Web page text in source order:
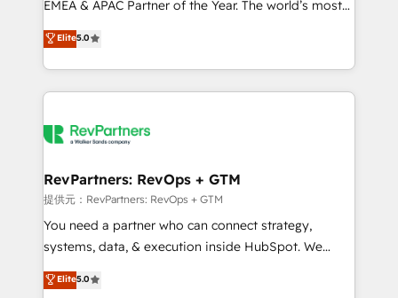
EMEA & APAC Partner of the Year. The world’s most
experienced and fully accredited HubSpot Solutions
Partner. 🚀 With 2,750+ HubSpot projects delivered
and 370+ specialists across EMEA, APAC and NAM,
we de-risk complex CRM programmes and
multi-region migrations to AI-powered automation,
scale. 🏆 HubSpot’s CEO called us “the partner of the
future.” Others agree it is proof of trust built through
measurable impact.
Elite5.0
RevPartners: RevOps + GTM
提供元：RevPartners: RevOps + GTM
You need a partner who can connect strategy,
systems, data, & execution inside HubSpot. We
bridge the gap where most agencies fall short by
combining GTM strategy with technical execution to
Elite5.0